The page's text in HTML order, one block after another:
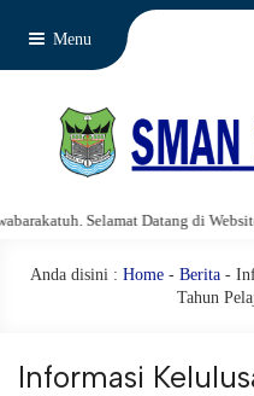
Menu
Selamat Datang di Website
Anda disini : Home - Berita -
Tahun
Informasi